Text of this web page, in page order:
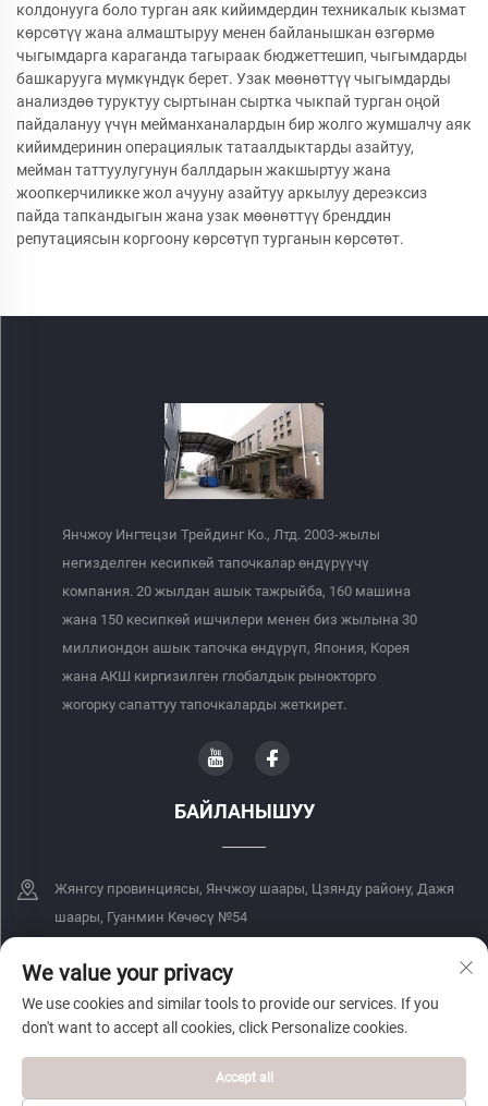
колдонууга боло турган аяк кийимдердин техникалык кызмат
көрсөтүү жана алмаштыруу менен байланышкан өзгөрмө
чыгымдарга караганда тагыраак бюджеттешип, чыгымдарды
башкарууга мүмкүндүк берет. Узак мөөнөттүү чыгымдарды
анализдөө туруктуу сыртынан сыртка чыкпай турган оңой
пайдалануу үчүн мейманханалардын бир жолго жумшалчу аяк
кийимдеринин операциялык татаалдыктарды азайтуу,
мейман таттуулугунун баллдарын жакшыртуу жана
жоопкерчиликке жол ачууну азайтуу аркылуу дереэксиз
пайда тапкандыгын жана узак мөөнөттүү бренддин
репутациясын коргоону көрсөтүп турганын көрсөтөт.
Янчжоу Ингтецзи Трейдинг Ко., Лтд. 2003-жылы
негизделген кесипкөй тапочкалар өндүрүүчү
компания. 20 жылдан ашык тажрыйба, 160 машина
жана 150 кесипкөй ишчилери менен биз жылына 30
миллиондон ашык тапочка өндүрүп, Япония, Корея
жана АКШ киргизилген глобалдык рынокторго
жогорку сапаттуу тапочкаларды жеткирет.
БАЙЛАНЫШУУ
Жянгсу провинциясы, Янчжоу шаары, Цзянду району, Дажя
шаары, Гуанмин Көчөсү №54
+86-18068849339
[email protected]
Copyright © 2026 Yangzhou Yingteji Trading Co., Ltd. Бардык укуктар
We value your privacy
We use cookies and similar tools to provide our services. If you
don't want to accept all cookies, click Personalize cookies.
Accept all